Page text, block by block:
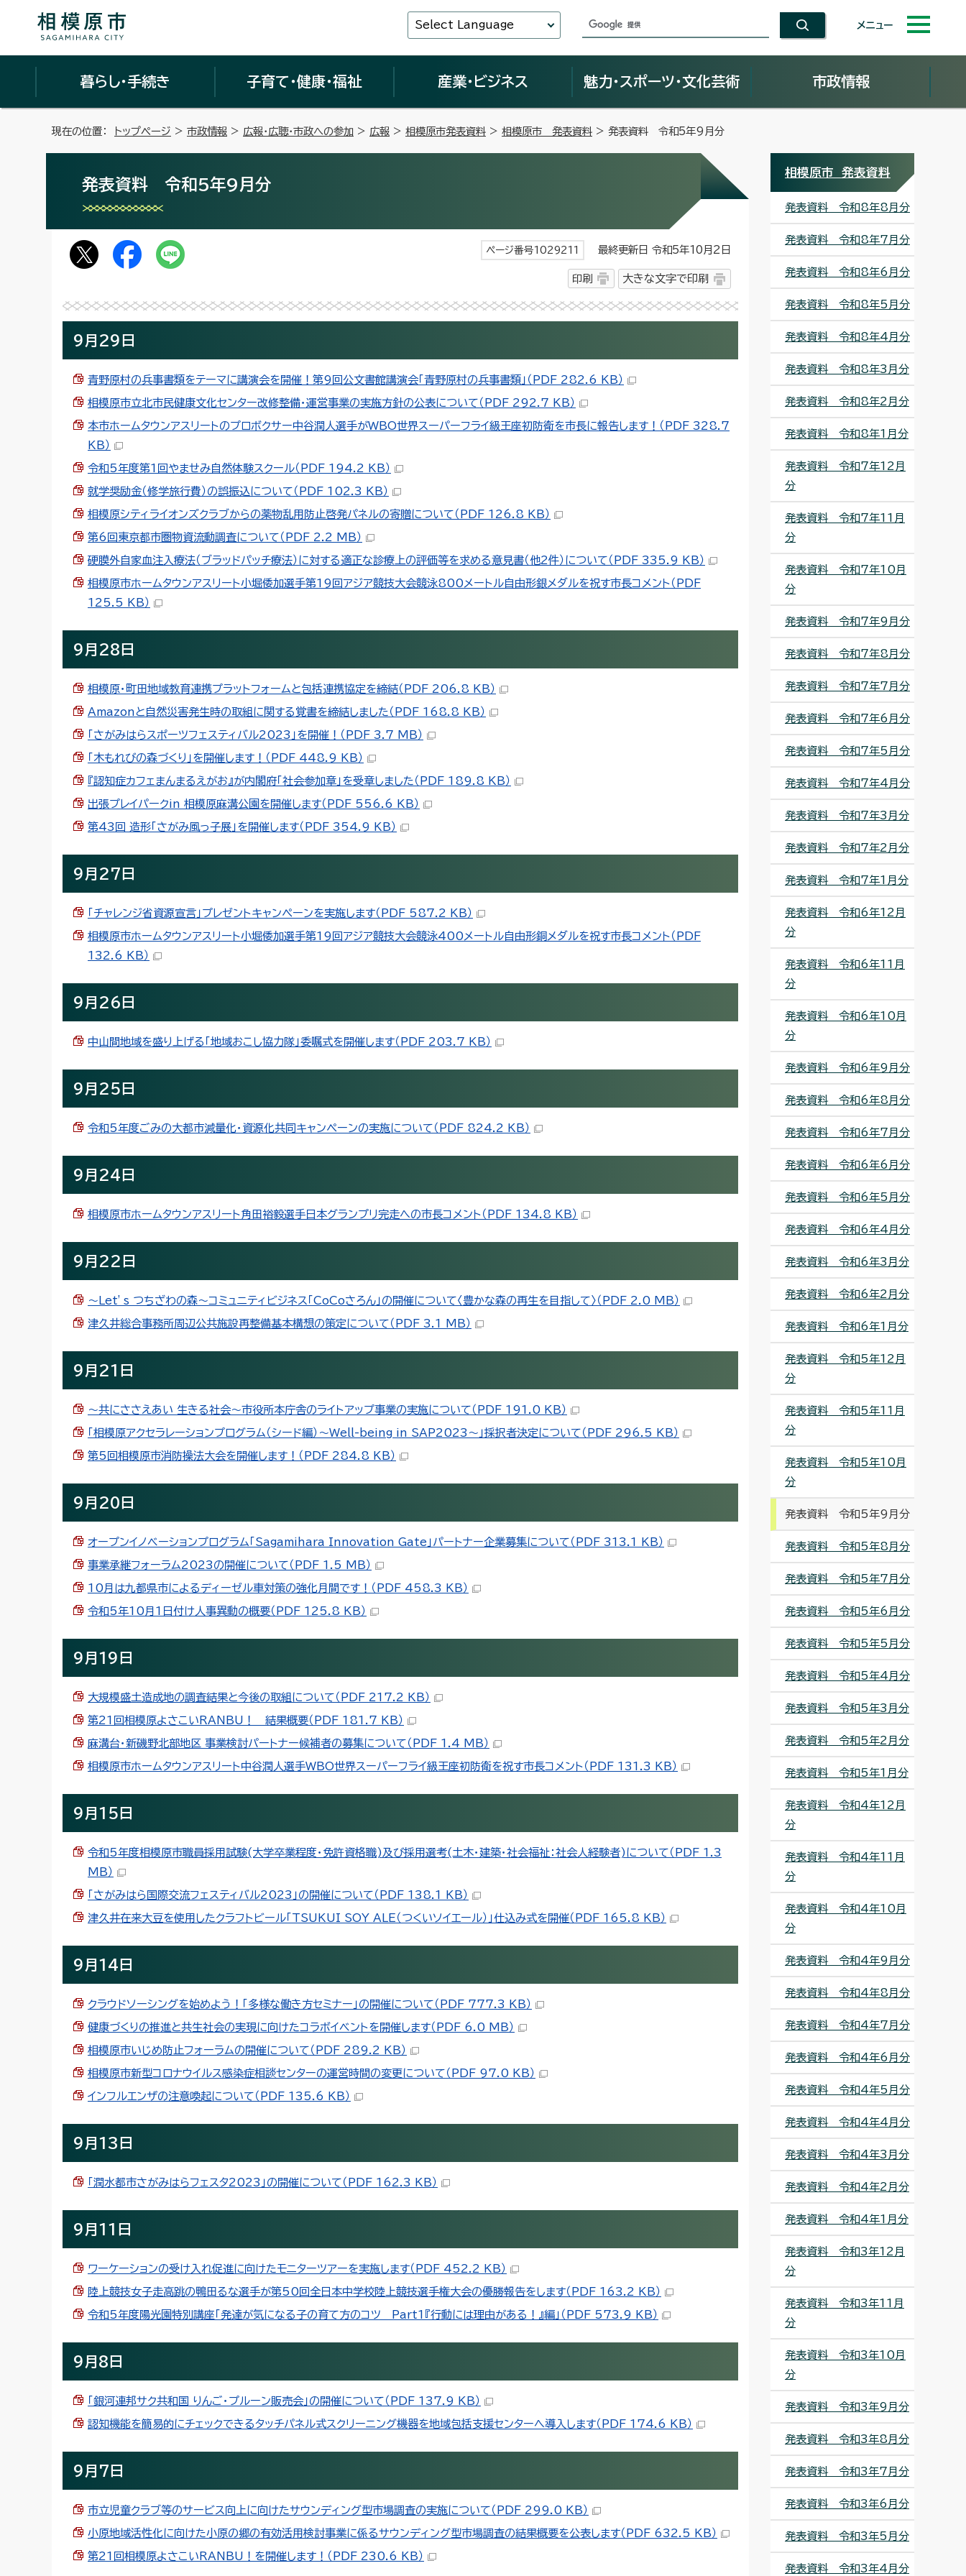
Select Language メニュー
暮らし・手続き 子育て・健康・福祉 産業・ビジネス 魅力・スポーツ・文化芸術 市政情報
現在の位置： トップページ > 市政情報 > 広報・広聴・市政への参加 > 広報 > 相模原市発表資料 > 相模原市 発表資料 > 発表資料 令和5年9月分
発表資料 令和5年9月分
ページ番号1029211 最終更新日 令和5年10月2日
印刷 大きな文字で印刷
9月29日
青野原村の兵事書類をテーマに講演会を開催！第9回公文書館講演会「青野原村の兵事書類」（PDF 282.6 KB）
相模原市立北市民健康文化センター改修整備・運営事業の実施方針の公表について（PDF 292.7 KB）
本市ホームタウンアスリートのプロボクサー中谷潤人選手がWBO世界スーパーフライ級王座初防衛を市長に報告します！（PDF 328.7
KB）
令和5年度第1回やませみ自然体験スクール（PDF 194.2 KB）
就学奨励金（修学旅行費）の誤振込について（PDF 102.3 KB）
相模原シティライオンズクラブからの薬物乱用防止啓発パネルの寄贈について（PDF 126.8 KB）
第6回東京都市圏物資流動調査について（PDF 2.2 MB）
硬膜外自家血注入療法（ブラッドパッチ療法）に対する適正な診療上の評価等を求める意見書（他2件）について（PDF 335.9 KB）
相模原市ホームタウンアスリート小堀倭加選手第19回アジア競技大会競泳800メートル自由形銀メダルを祝す市長コメント（PDF
125.5 KB）
9月28日
相模原・町田地域教育連携プラットフォームと包括連携協定を締結（PDF 206.8 KB）
Amazonと自然災害発生時の取組に関する覚書を締結しました（PDF 168.8 KB）
「さがみはらスポーツフェスティバル2023」を開催！（PDF 3.7 MB）
「木もれびの森づくり」を開催します！（PDF 448.9 KB）
『認知症カフェまんまるえがお』が内閣府「社会参加章」を受章しました（PDF 189.8 KB）
出張プレイパークin 相模原麻溝公園を開催します（PDF 556.6 KB）
第43回 造形「さがみ風っ子展」を開催します（PDF 354.9 KB）
9月27日
「チャレンジ省資源宣言」プレゼントキャンペーンを実施します（PDF 587.2 KB）
相模原市ホームタウンアスリート小堀倭加選手第19回アジア競技大会競泳400メートル自由形銅メダルを祝す市長コメント（PDF
132.6 KB）
9月26日
中山間地域を盛り上げる「地域おこし協力隊」委嘱式を開催します（PDF 203.7 KB）
9月25日
令和5年度ごみの大都市減量化・資源化共同キャンペーンの実施について（PDF 824.2 KB）
9月24日
相模原市ホームタウンアスリート角田裕毅選手日本グランプリ完走への市長コメント（PDF 134.8 KB）
9月22日
～Let’s つちざわの森～コミュニティビジネス「CoCoさろん」の開催について〈豊かな森の再生を目指して〉（PDF 2.0 MB）
津久井総合事務所周辺公共施設再整備基本構想の策定について（PDF 3.1 MB）
9月21日
～共にささえあい 生きる社会～市役所本庁舎のライトアップ事業の実施について（PDF 191.0 KB）
「相模原アクセラレーションプログラム（シード編）～Well-being in SAP2023～」採択者決定について（PDF 296.5 KB）
第5回相模原市消防操法大会を開催します！（PDF 284.8 KB）
9月20日
オープンイノベーションプログラム「Sagamihara Innovation Gate」パートナー企業募集について（PDF 313.1 KB）
事業承継フォーラム2023の開催について（PDF 1.5 MB）
10月は九都県市によるディーゼル車対策の強化月間です！（PDF 458.3 KB）
令和5年10月1日付け人事異動の概要（PDF 125.8 KB）
9月19日
大規模盛土造成地の調査結果と今後の取組について（PDF 217.2 KB）
第21回相模原よさこいRANBU！ 結果概要（PDF 181.7 KB）
麻溝台・新磯野北部地区 事業検討パートナー候補者の募集について（PDF 1.4 MB）
相模原市ホームタウンアスリート中谷潤人選手WBO世界スーパーフライ級王座初防衛を祝す市長コメント（PDF 131.3 KB）
9月15日
令和5年度相模原市職員採用試験(大学卒業程度・免許資格職)及び採用選考(土木・建築・社会福祉：社会人経験者)について（PDF 1.3
MB）
「さがみはら国際交流フェスティバル2023」の開催について（PDF 138.1 KB）
津久井在来大豆を使用したクラフトビール「TSUKUI SOY ALE（つくいソイエール）」仕込み式を開催（PDF 165.8 KB）
9月14日
クラウドソーシングを始めよう！「多様な働き方セミナー」の開催について（PDF 777.3 KB）
健康づくりの推進と共生社会の実現に向けたコラボイベントを開催します（PDF 6.0 MB）
相模原市いじめ防止フォーラムの開催について（PDF 289.2 KB）
相模原市新型コロナウイルス感染症相談センターの運営時間の変更について（PDF 97.0 KB）
インフルエンザの注意喚起について（PDF 135.6 KB）
9月13日
「潤水都市さがみはらフェスタ2023」の開催について（PDF 162.3 KB）
9月11日
ワーケーションの受け入れ促進に向けたモニターツアーを実施します（PDF 452.2 KB）
陸上競技女子走高跳の鴨田るな選手が第50回全日本中学校陸上競技選手権大会の優勝報告をします（PDF 163.2 KB）
令和5年度陽光園特別講座「発達が気になる子の育て方のコツ Part1『行動には理由がある！』編」（PDF 573.9 KB）
9月8日
「銀河連邦サク共和国 りんご・プルーン販売会」の開催について（PDF 137.9 KB）
認知機能を簡易的にチェックできるタッチパネル式スクリーニング機器を地域包括支援センターへ導入します（PDF 174.6 KB）
9月7日
市立児童クラブ等のサービス向上に向けたサウンディング型市場調査の実施について（PDF 299.0 KB）
小原地域活性化に向けた小原の郷の有効活用検討事業に係るサウンディング型市場調査の結果概要を公表します（PDF 632.5 KB）
第21回相模原よさこいRANBU！を開催します！（PDF 230.6 KB）
相模原市 発表資料
発表資料 令和8年8月分
発表資料 令和8年7月分
発表資料 令和8年6月分
発表資料 令和8年5月分
発表資料 令和8年4月分
発表資料 令和8年3月分
発表資料 令和8年2月分
発表資料 令和8年1月分
発表資料 令和7年12月
分
発表資料 令和7年11月
分
発表資料 令和7年10月
分
発表資料 令和7年9月分
発表資料 令和7年8月分
発表資料 令和7年7月分
発表資料 令和7年6月分
発表資料 令和7年5月分
発表資料 令和7年4月分
発表資料 令和7年3月分
発表資料 令和7年2月分
発表資料 令和7年1月分
発表資料 令和6年12月
分
発表資料 令和6年11月
分
発表資料 令和6年10月
分
発表資料 令和6年9月分
発表資料 令和6年8月分
発表資料 令和6年7月分
発表資料 令和6年6月分
発表資料 令和6年5月分
発表資料 令和6年4月分
発表資料 令和6年3月分
発表資料 令和6年2月分
発表資料 令和6年1月分
発表資料 令和5年12月
分
発表資料 令和5年11月
分
発表資料 令和5年10月
分
発表資料 令和5年9月分
発表資料 令和5年8月分
発表資料 令和5年7月分
発表資料 令和5年6月分
発表資料 令和5年5月分
発表資料 令和5年4月分
発表資料 令和5年3月分
発表資料 令和5年2月分
発表資料 令和5年1月分
発表資料 令和4年12月
分
発表資料 令和4年11月
分
発表資料 令和4年10月
分
発表資料 令和4年9月分
発表資料 令和4年8月分
発表資料 令和4年7月分
発表資料 令和4年6月分
発表資料 令和4年5月分
発表資料 令和4年4月分
発表資料 令和4年3月分
発表資料 令和4年2月分
発表資料 令和4年1月分
発表資料 令和3年12月
分
発表資料 令和3年11月
分
発表資料 令和3年10月
分
発表資料 令和3年9月分
発表資料 令和3年8月分
発表資料 令和3年7月分
発表資料 令和3年6月分
発表資料 令和3年5月分
発表資料 令和3年4月分